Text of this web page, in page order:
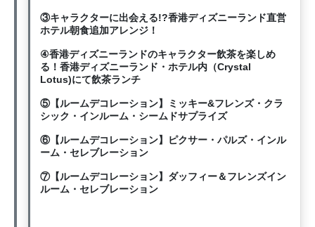
③キャラクターに出会える!?香港ディズニーランド直営
ホテル朝食追加アレンジ！
④香港ディズニーランドのキャラクター飲茶を楽しめ
る！香港ディズニーランド・ホテル内（Crystal
Lotus)にて飲茶ランチ
⑤【ルームデコレーション】ミッキー&フレンズ・クラ
シック・インルーム・シームドサプライズ
⑥【ルームデコレーション】ピクサー・パルズ・インル
ーム・セレブレーション
⑦【ルームデコレーション】ダッフィー＆フレンズイン
ルーム・セレブレーション